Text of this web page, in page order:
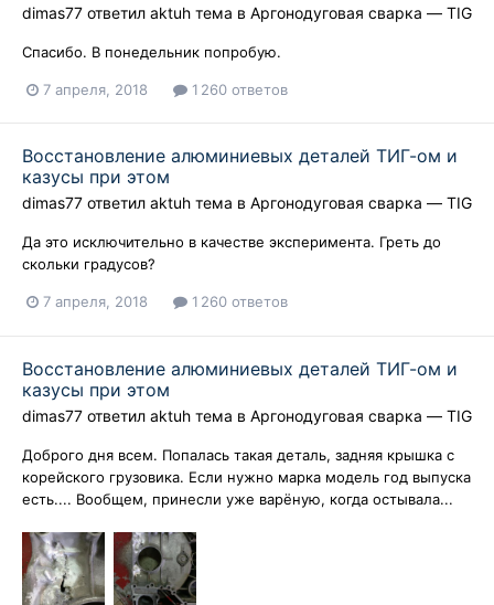
dimas77 ответил aktuh тема в Аргонодуговая сварка — TIG
Спасибо. В понедельник попробую.
7 апреля, 2018 1 260 ответов
Восстановление алюминиевых деталей ТИГ-ом и
казусы при этом
dimas77 ответил aktuh тема в Аргонодуговая сварка — TIG
Да это исключительно в качестве эксперимента. Греть до
скольки градусов?
7 апреля, 2018 1 260 ответов
Восстановление алюминиевых деталей ТИГ-ом и
казусы при этом
dimas77 ответил aktuh тема в Аргонодуговая сварка — TIG
Доброго дня всем. Попалась такая деталь, задняя крышка с
корейского грузовика. Если нужно марка модель год выпуска
есть.... Вообщем, принесли уже варёную, когда остывала...